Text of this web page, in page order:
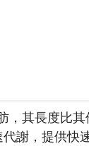
(MCTs)
，其長度比
謝，提供快